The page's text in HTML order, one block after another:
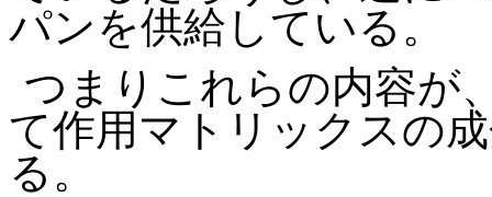
パンを供給している。
つまりこれらの内容が
て作用マトリックスの
る。